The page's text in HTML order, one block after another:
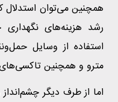
همچنین می‌توان استدلال
رشد هزینه‌های نگهداری
استفاده از وسایل
مترو و همچنین
اما از طرف دیگر